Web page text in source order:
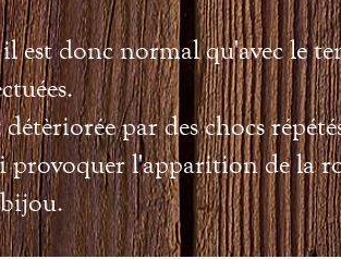
donc normal qu'avec le
par des chocs
provoquer l'apparition de la